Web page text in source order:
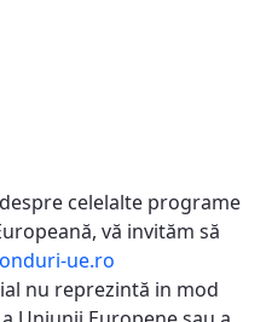
celelalte programe
vă invităm să
ue.ro
nu reprezintă in mod